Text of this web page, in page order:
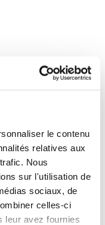
le contenu
relatives aux
Nous
sur l'utilisation de
sociaux, de
celles-ci
leur avez fournies